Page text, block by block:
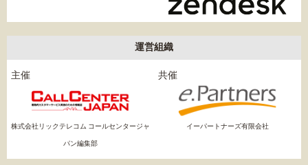
運営組織
主催
株式会社リックテレコム コールセンタージャ
パン編集部
共催
イーパートナーズ有限会社